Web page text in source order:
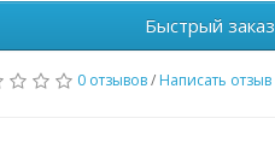
Быстрый заказ
0 отзывов/ Написать отзыв